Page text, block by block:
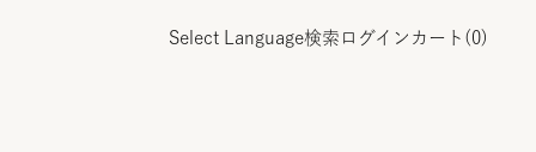
Select Language検索 ログイン カート( 0)